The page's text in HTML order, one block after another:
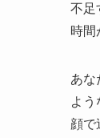
不足
時間
あな
よ
顔で